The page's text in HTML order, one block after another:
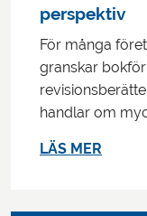
perspektiv
För många
granskar
handlar om
LÄS MER